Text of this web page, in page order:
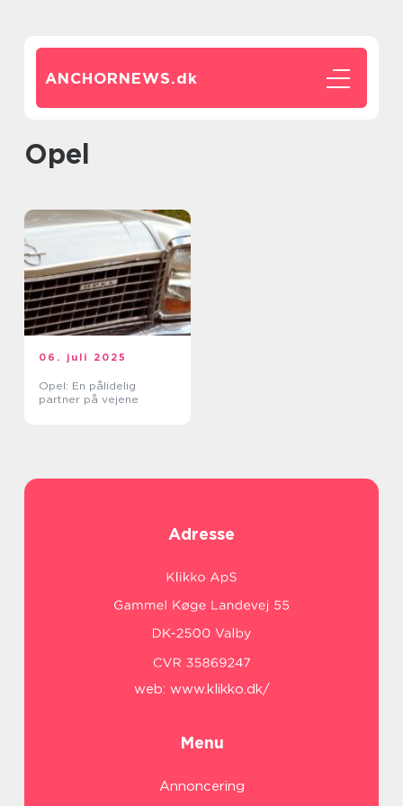
ANCHORNEWS.dk
opel
06. juli 2025
Opel: En pålidelig
partner på vejene
Adresse
web: www.klikko.dk/
Menu
Annoncering